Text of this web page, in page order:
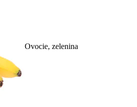
Ovocie, zelenina